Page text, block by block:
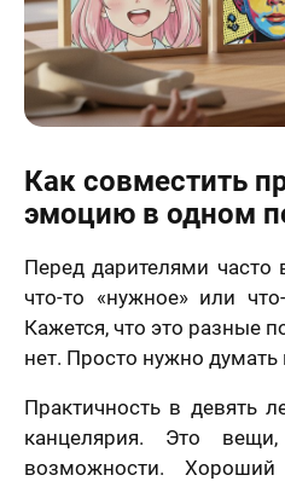
Как совместить
эмоцию в одном
Перед дарителями часто
что-то «нужное» или
Кажется, что это разные
нет. Просто нужно думать
Практичность в девять
канцелярия. Это
возможности.